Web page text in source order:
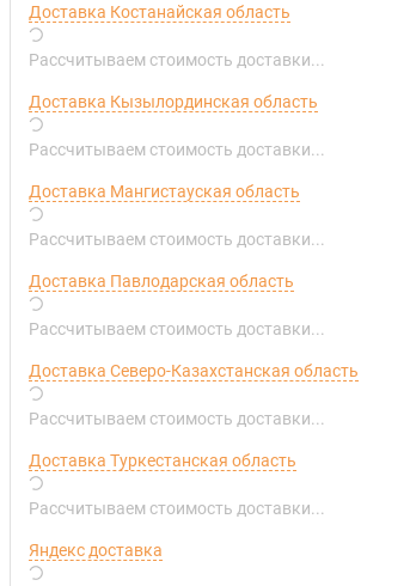
Доставка Костанайская область
Рассчитываем стоимость доставки...
Доставка Кызылординская область
Рассчитываем стоимость доставки...
Доставка Мангистауская область
Рассчитываем стоимость доставки...
Доставка Павлодарская область
Рассчитываем стоимость доставки...
Доставка Северо-Казахстанская область
Рассчитываем стоимость доставки...
Доставка Туркестанская область
Рассчитываем стоимость доставки...
Яндекс доставка